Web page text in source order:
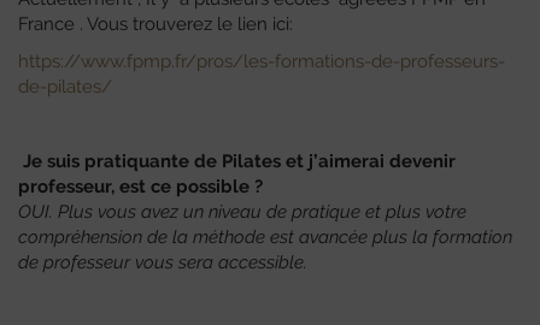
France . Vous trouverez le lien ici:
https://www.fpmp.fr/pros/les-formations-de-professeurs-
de-pilates/
Je suis pratiquante de Pilates et j’aimerai devenir
professeur, est ce possible ?
OUI. Plus vous avez un niveau de pratique et plus votre
compréhension de la méthode est avancée plus la formation
de professeur vous sera accessible.